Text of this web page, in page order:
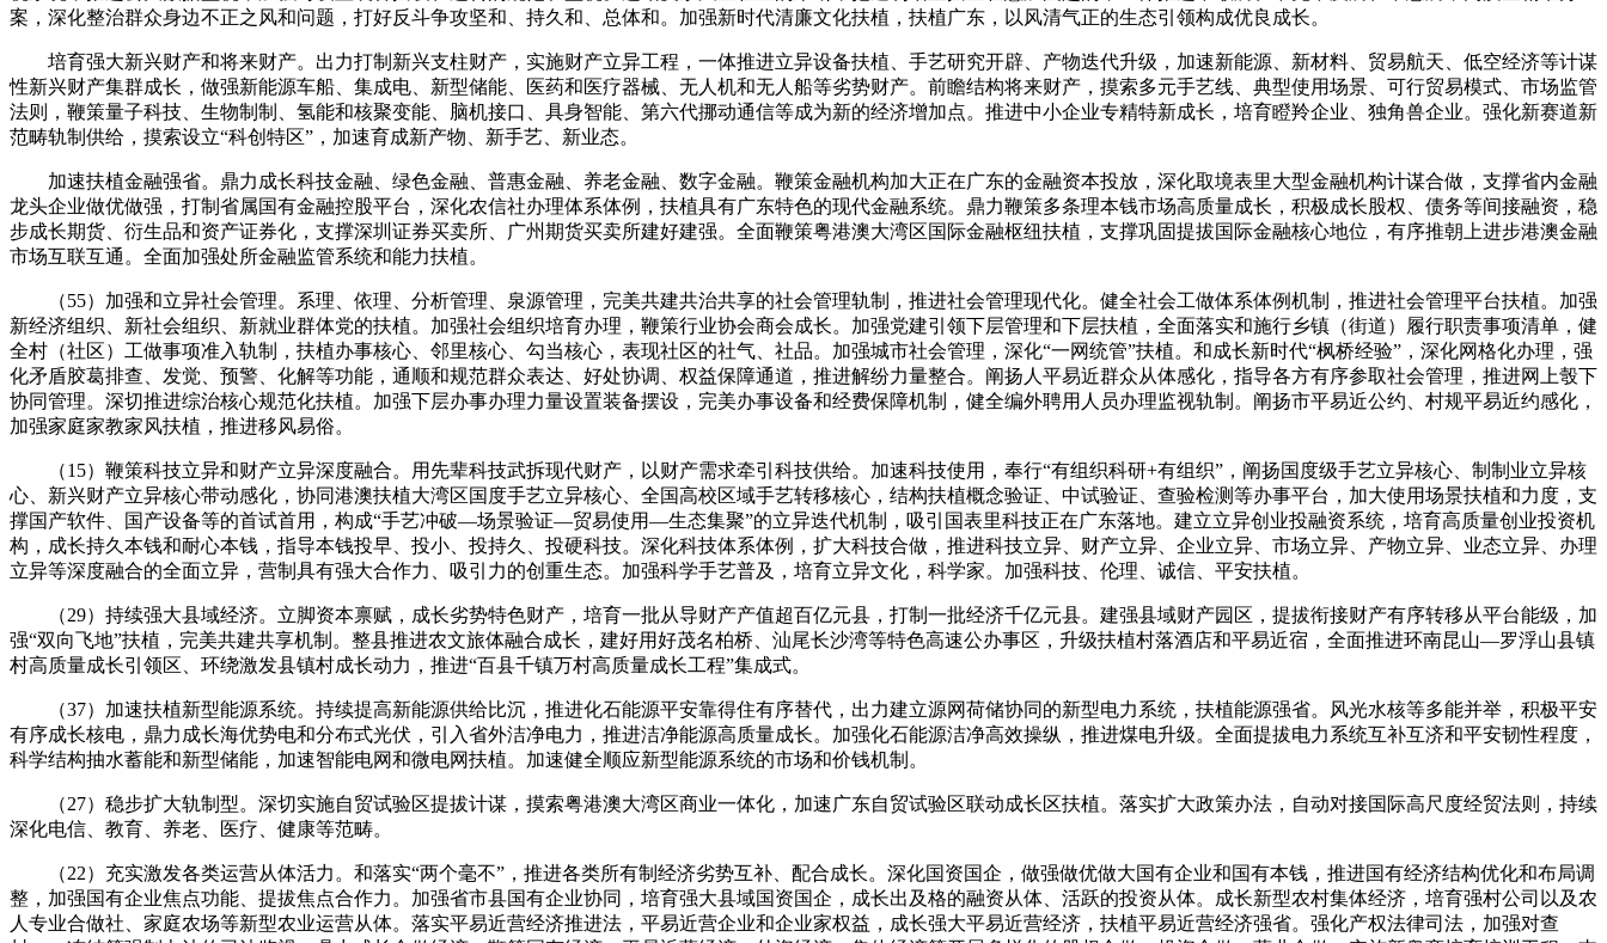
案，深化整治群众身边不正之风和问题，打好反斗争攻坚和、持久和、总体和。加强新时代清廉文化扶植，扶植广东，以风清气正的生态引领构成优良成长。
培育强大新兴财产和将来财产。出力打制新兴支柱财产，实施财产立异工程，一体推进立异设备扶植、手艺研究开辟、产物迭代升级，加速新能源、新材料、贸易航天、低空经济等计谋
性新兴财产集群成长，做强新能源车船、集成电、新型储能、医药和医疗器械、无人机和无人船等劣势财产。前瞻结构将来财产，摸索多元手艺线、典型使用场景、可行贸易模式、市场监管
法则，鞭策量子科技、生物制制、氢能和核聚变能、脑机接口、具身智能、第六代挪动通信等成为新的经济增加点。推进中小企业专精特新成长，培育瞪羚企业、独角兽企业。强化新赛道新
范畴轨制供给，摸索设立“科创特区”，加速育成新产物、新手艺、新业态。
加速扶植金融强省。鼎力成长科技金融、绿色金融、普惠金融、养老金融、数字金融。鞭策金融机构加大正在广东的金融资本投放，深化取境表里大型金融机构计谋合做，支撑省内金融
龙头企业做优做强，打制省属国有金融控股平台，深化农信社办理体系体例，扶植具有广东特色的现代金融系统。鼎力鞭策多条理本钱市场高质量成长，积极成长股权、债务等间接融资，稳
步成长期货、衍生品和资产证券化，支撑深圳证券买卖所、广州期货买卖所建好建强。全面鞭策粤港澳大湾区国际金融枢纽扶植，支撑巩固提拔国际金融核心地位，有序推朝上进步港澳金融
市场互联互通。全面加强处所金融监管系统和能力扶植。
（55）加强和立异社会管理。系理、依理、分析管理、泉源管理，完美共建共治共享的社会管理轨制，推进社会管理现代化。健全社会工做体系体例机制，推进社会管理平台扶植。加强
新经济组织、新社会组织、新就业群体党的扶植。加强社会组织培育办理，鞭策行业协会商会成长。加强党建引领下层管理和下层扶植，全面落实和施行乡镇（街道）履行职责事项清单，健
全村（社区）工做事项准入轨制，扶植办事核心、邻里核心、勾当核心，表现社区的社气、社品。加强城市社会管理，深化“一网统管”扶植。和成长新时代“枫桥经验”，深化网格化办理，强
化矛盾胶葛排查、发觉、预警、化解等功能，通顺和规范群众表达、好处协调、权益保障通道，推进解纷力量整合。阐扬人平易近群众从体感化，指导各方有序参取社会管理，推进网上彀下
协同管理。深切推进综治核心规范化扶植。加强下层办事办理力量设置装备摆设，完美办事设备和经费保障机制，健全编外聘用人员办理监视轨制。阐扬市平易近公约、村规平易近约感化，
加强家庭家教家风扶植，推进移风易俗。
（15）鞭策科技立异和财产立异深度融合。用先辈科技武拆现代财产，以财产需求牵引科技供给。加速科技使用，奉行“有组织科研+有组织”，阐扬国度级手艺立异核心、制制业立异核
心、新兴财产立异核心带动感化，协同港澳扶植大湾区国度手艺立异核心、全国高校区域手艺转移核心，结构扶植概念验证、中试验证、查验检测等办事平台，加大使用场景扶植和力度，支
撑国产软件、国产设备等的首试首用，构成“手艺冲破—场景验证—贸易使用—生态集聚”的立异迭代机制，吸引国表里科技正在广东落地。建立立异创业投融资系统，培育高质量创业投资机
构，成长持久本钱和耐心本钱，指导本钱投早、投小、投持久、投硬科技。深化科技体系体例，扩大科技合做，推进科技立异、财产立异、企业立异、市场立异、产物立异、业态立异、办理
立异等深度融合的全面立异，营制具有强大合作力、吸引力的创重生态。加强科学手艺普及，培育立异文化，科学家。加强科技、伦理、诚信、平安扶植。
（29）持续强大县域经济。立脚资本禀赋，成长劣势特色财产，培育一批从导财产产值超百亿元县，打制一批经济千亿元县。建强县域财产园区，提拔衔接财产有序转移从平台能级，加
强“双向飞地”扶植，完美共建共享机制。整县推进农文旅体融合成长，建好用好茂名柏桥、汕尾长沙湾等特色高速公办事区，升级扶植村落酒店和平易近宿，全面推进环南昆山—罗浮山县镇
村高质量成长引领区、环绕激发县镇村成长动力，推进“百县千镇万村高质量成长工程”集成式。
（37）加速扶植新型能源系统。持续提高新能源供给比沉，推进化石能源平安靠得住有序替代，出力建立源网荷储协同的新型电力系统，扶植能源强省。风光水核等多能并举，积极平安
有序成长核电，鼎力成长海优势电和分布式光伏，引入省外洁净电力，推进洁净能源高质量成长。加强化石能源洁净高效操纵，推进煤电升级。全面提拔电力系统互补互济和平安韧性程度，
科学结构抽水蓄能和新型储能，加速智能电网和微电网扶植。加速健全顺应新型能源系统的市场和价钱机制。
（27）稳步扩大轨制型。深切实施自贸试验区提拔计谋，摸索粤港澳大湾区商业一体化，加速广东自贸试验区联动成长区扶植。落实扩大政策办法，自动对接国际高尺度经贸法则，持续
深化电信、教育、养老、医疗、健康等范畴。
（22）充实激发各类运营从体活力。和落实“两个毫不”，推进各类所有制经济劣势互补、配合成长。深化国资国企，做强做优做大国有企业和国有本钱，推进国有经济结构优化和布局调
整，加强国有企业焦点功能、提拔焦点合作力。加强省市县国有企业协同，培育强大县域国资国企，成长出及格的融资从体、活跃的投资从体。成长新型农村集体经济，培育强村公司以及农
人专业合做社、家庭农场等新型农业运营从体。落实平易近营经济推进法，平易近营企业和企业家权益，成长强大平易近营经济，扶植平易近营经济强省。强化产权法律司法，加强对查